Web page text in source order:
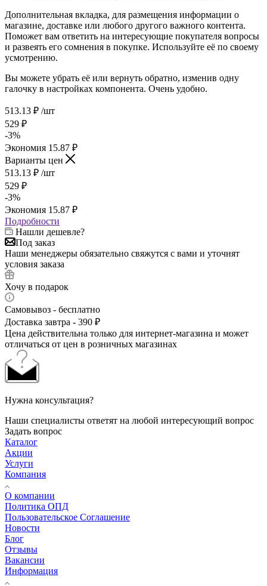
Дополнительная вкладка, для размещения информации о
магазине, доставке или любого другого важного контента.
Поможет вам ответить на интересующие покупателя вопросы
и развеять его сомнения в покупке. Используйте её по своему
усмотрению.
Вы можете убрать её или вернуть обратно, изменив одну
галочку в настройках компонента. Очень удобно.
513.13 ₽ /шт
529 ₽
-3%
Экономия 15.87 ₽
Варианты цен
513.13 ₽ /шт
529 ₽
-3%
Экономия 15.87 ₽
Подробности
Нашли дешевле?
Под заказ
Наши менеджеры обязательно свяжутся с вами и уточнят
условия заказа
Хочу в подарок
Самовывоз - бесплатно
Доставка завтра - 390 ₽
Цена действительна только для интернет-магазина и может
отличаться от цен в розничных магазинах
Нужна консультация?
Наши специалисты ответят на любой интересующий вопрос
Задать вопрос
Каталог
Акции
Услуги
Компания
О компании
Политика ОПД
Пользовательское Соглашение
Новости
Блог
Отзывы
Вакансии
Информация